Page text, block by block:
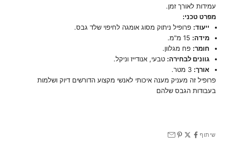
עמידות לאורך זמן.
מפרט טכני:
ייעוד: פרופיל ניתוק מסוג אומגה לחיפוי שלד גבס.
מידה:
חומר: פח מגלוון.
גוונים לבחירה: טבעי, אנודייז וניקל.
אורך:
פרופיל זה מעניק מענה איכותי לאנשי מקצוע הדורשים דיוק ושלמות
בעבודות הגבס שלהם
שיתוף